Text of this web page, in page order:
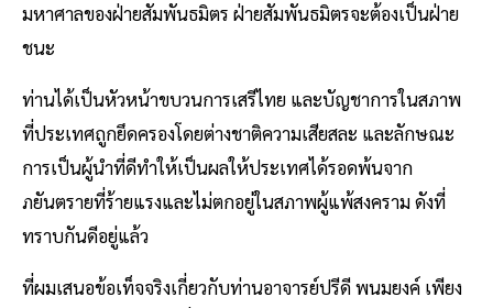
มหาศาลของฝ่ายสัมพันธมิตร ฝ่ายสัมพันธมิตรจะต้องเป็นฝ่าย
ชนะ
ท่านได้เป็นหัวหน้าขบวนการเสรีไทย และบัญชาการในสภาพ
ที่ประเทศถูกยึดครองโดยต่างชาติความเสียสละ และลักษณะ
การเป็นผู้นําที่ดีทําให้เป็นผลให้ประเทศได้รอดพ้นจาก
ภยันตรายที่ร้ายแรงและไม่ตกอยู่ในสภาพผู้แพ้สงคราม ดังที่
ทราบกันดีอยู่แล้ว
ที่ผมเสนอข้อเท็จจริงเกี่ยวกับท่านอาจารย์ปรีดี พนมยงค์ เพียง